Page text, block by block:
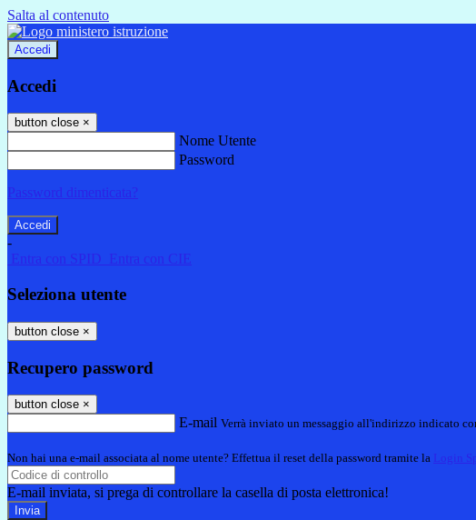
Salta al contenuto
Accedi
Accedi
button close ×
Nome Utente
Password
Password dimenticata?
-
Entra con SPID
Entra con CIE
Seleziona utente
button close ×
Recupero password
button close ×
E-mail Verrà inviato un messaggio all'indirizzo indicato
Non hai una e-mail associata al nome utente? Effettua il reset della password tramite la Login
E-mail inviata, si prega di controllare la casella di posta elettronica!